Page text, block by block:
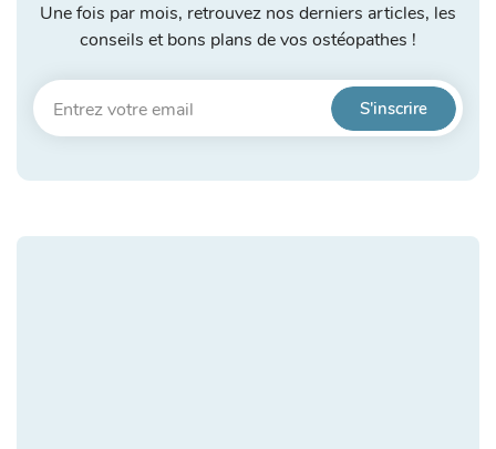
Une fois par mois, retrouvez nos derniers articles, les
conseils et bons plans de vos ostéopathes !